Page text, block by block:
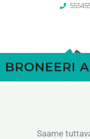
BRONEERI
Saame